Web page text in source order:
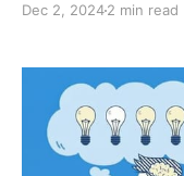
Prüfungsfragen vor.
Dec 2, 20242 min read